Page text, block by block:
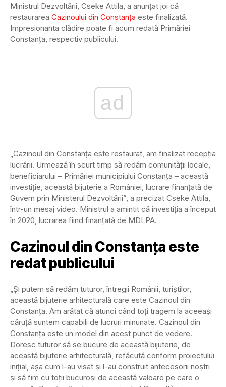
Ministrul Dezvoltării, Cseke Attila, a anunţat joi că
restaurarea Cazinoului din Constanţa este finalizată.
Impresionanta clădire poate fi acum redată Primăriei
Constanţa, respectiv publicului.
ad
„Cazinoul din Constanţa este restaurat, am finalizat recepţia
lucrării. Urmează în scurt timp să redăm comunităţii locale,
beneficiarului – Primăriei municipiului Constanţa – această
investiţie, această bijuterie a României, lucrare finanţată de
Guvern prin Ministerul Dezvoltării”, a precizat Cseke Attila,
într-un mesaj video. Ministrul a amintit că investiţia a început
în 2020, lucrarea fiind finanţată de MDLPA.
Cazinoul din Constanța este
redat publicului
„Şi putem să redăm tuturor, întregii Românii, turiştilor,
această bijuterie arhitecturală care este Cazinoul din
Constanţa. Am arătat că atunci când toţi tragem la aceeaşi
căruţă suntem capabili de lucruri minunate. Cazinoul din
Constanţa este un model din acest punct de vedere.
Doresc tuturor să se bucure de această bijuterie, de
această bijuterie arhitecturală, refăcută conform proiectului
iniţial, aşa cum l-au visat şi l-au construit antecesorii noştri
şi să fim cu toţii bucuroşi de această valoare pe care o